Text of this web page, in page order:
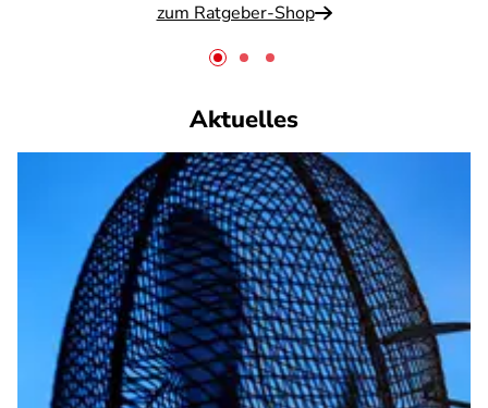
zum Ratgeber-Shop
Aktuelles